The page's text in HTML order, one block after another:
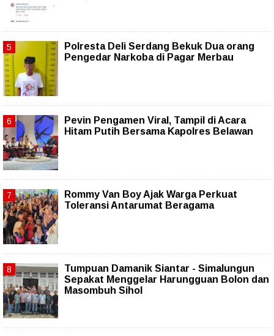
Polresta Deli Serdang Bekuk Dua orang
Pengedar Narkoba di Pagar Merbau
Pevin Pengamen Viral, Tampil di Acara
Hitam Putih Bersama Kapolres Belawan
Rommy Van Boy Ajak Warga Perkuat
Toleransi Antarumat Beragama
Tumpuan Damanik Siantar - Simalungun
Sepakat Menggelar Harungguan Bolon dan
Masombuh Sihol